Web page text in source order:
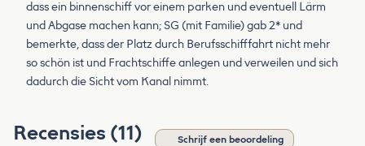
dass ein binnenschiff vor einem parken und eventuell Lärm
und Abgase machen kann; SG (mit Familie) gab 2* und
bemerkte, dass der Platz durch Berufsschifffahrt nicht mehr
so schön ist und Frachtschiffe anlegen und verweilen und sich
dadurch die Sicht vom Kanal nimmt.
Recensies (11) Schrijf een beoordeling